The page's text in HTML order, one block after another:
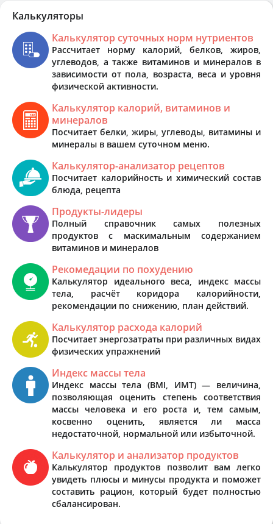
Калькуляторы
Калькулятор суточных норм нутриентов
Рассчитает норму калорий, белков, жиров,
углеводов, а также витаминов и минералов в
зависимости от пола, возраста, веса и уровня
физической активности.
Калькулятор калорий, витаминов и
минералов
Посчитает белки, жиры, углеводы, витамины и
минералы в вашем суточном меню.
Калькулятор-анализатор рецептов
Посчитает калорийность и химический состав
блюда, рецепта
Продукты-лидеры
Полный справочник самых полезных
продуктов с маскимальным содержанием
витаминов и минералов
Рекомедации по похудению
Калькулятор идеального веса, индекс массы
тела, расчёт коридора калорийности,
рекомендации по снижению, план действий.
Калькулятор расхода калорий
Посчитает энергозатраты при различных видах
физических упражнений
Индекс массы тела
Индекс массы тела (BMI, ИМТ) — величина,
позволяющая оценить степень соответствия
массы человека и его роста и, тем самым,
косвенно оценить, является ли масса
недостаточной, нормальной или избыточной.
Калькулятор и анализатор продуктов
Калькулятор продуктов позволит вам легко
увидеть плюсы и минусы продукта и поможет
составить рацион, который будет полностью
сбалансирован.